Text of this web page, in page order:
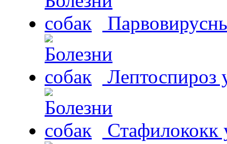
Лептоспироз
Стафилококк